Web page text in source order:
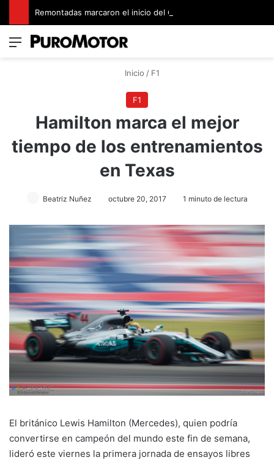
Menú
Inicio / F1
F1
Hamilton marca el mejor
tiempo de los entrenamientos
en Texas
Beatriz Nuñez octubre 20, 2017 1 minuto de lectura
El británico Lewis Hamilton (Mercedes), quien podría
convertirse en campeón del mundo este fin de semana,
lideró este viernes la primera jornada de ensayos libres